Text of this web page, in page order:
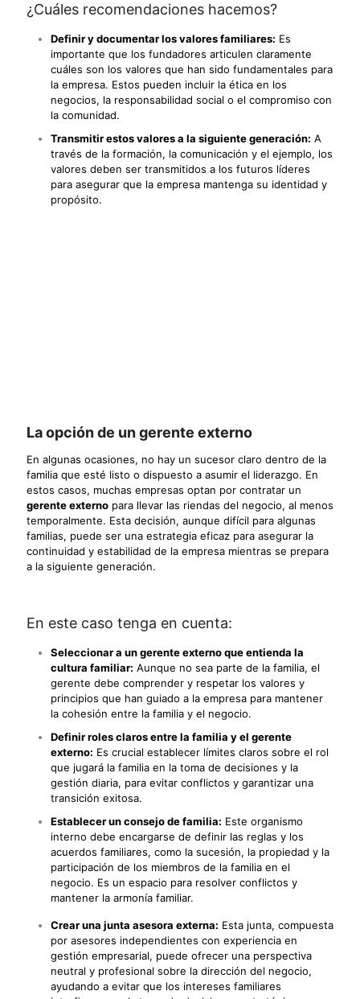
¿Cuáles recomendaciones hacemos?
Definir y documentar los valores familiares: Es
importante que los fundadores articulen claramente
cuáles son los valores que han sido fundamentales para
la empresa. Estos pueden incluir la ética en los
negocios, la responsabilidad social o el compromiso con
la comunidad.
Transmitir estos valores a la siguiente generación: A
través de la formación, la comunicación y el ejemplo, los
valores deben ser transmitidos a los futuros líderes
para asegurar que la empresa mantenga su identidad y
propósito.
La opción de un gerente externo
En algunas ocasiones, no hay un sucesor claro dentro de la
familia que esté listo o dispuesto a asumir el liderazgo. En
estos casos, muchas empresas optan por contratar un
gerente externo para llevar las riendas del negocio, al menos
temporalmente. Esta decisión, aunque difícil para algunas
familias, puede ser una estrategia eficaz para asegurar la
continuidad y estabilidad de la empresa mientras se prepara
a la siguiente generación.
En este caso tenga en cuenta:
Seleccionar a un gerente externo que entienda la
cultura familiar: Aunque no sea parte de la familia, el
gerente debe comprender y respetar los valores y
principios que han guiado a la empresa para mantener
la cohesión entre la familia y el negocio.
Definir roles claros entre la familia y el gerente
externo: Es crucial establecer límites claros sobre el rol
que jugará la familia en la toma de decisiones y la
gestión diaria, para evitar conflictos y garantizar una
transición exitosa.
Establecer un consejo de familia: Este organismo
interno debe encargarse de definir las reglas y los
acuerdos familiares, como la sucesión, la propiedad y la
participación de los miembros de la familia en el
negocio. Es un espacio para resolver conflictos y
mantener la armonía familiar.
Crear una junta asesora externa: Esta junta, compuesta
por asesores independientes con experiencia en
gestión empresarial, puede ofrecer una perspectiva
neutral y profesional sobre la dirección del negocio,
ayudando a evitar que los intereses familiares